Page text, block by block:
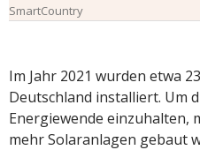
SmartCountry
Im Jahr 2021 wurden etwa
Deutschland installiert. Um
Energiewende einzuhalten,
mehr Solaranlagen gebaut